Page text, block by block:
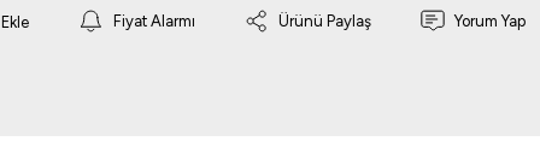
Fiyat Alarmı Ürünü Paylaş Yorum Yap